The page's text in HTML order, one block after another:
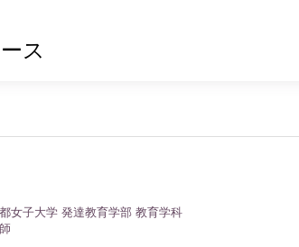
ス
女子大学 発達教育学部 教育学科